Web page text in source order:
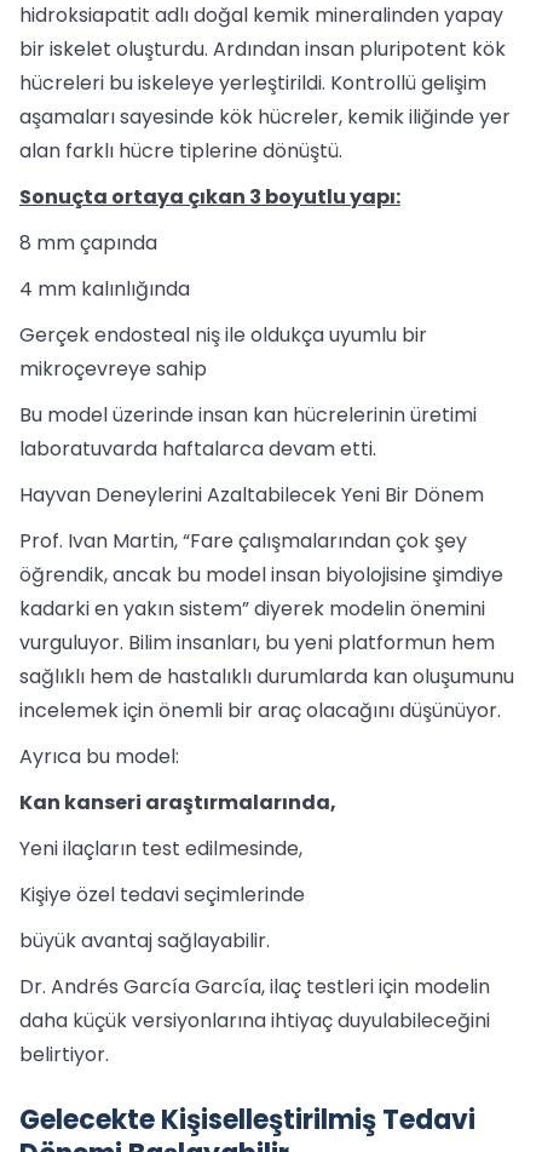
hidroksiapatit adlı doğal kemik mineralinden yapay
bir iskelet oluşturdu. Ardından insan pluripotent kök
hücreleri bu iskeleye yerleştirildi. Kontrollü gelişim
aşamaları sayesinde kök hücreler, kemik iliğinde yer
alan farklı hücre tiplerine dönüştü.
Sonuçta ortaya çıkan 3 boyutlu yapı:
8 mm çapında
4 mm kalınlığında
Gerçek endosteal niş ile oldukça uyumlu bir
mikroçevreye sahip
Bu model üzerinde insan kan hücrelerinin üretimi
laboratuvarda haftalarca devam etti.
Hayvan Deneylerini Azaltabilecek Yeni Bir Dönem
Prof. Ivan Martin, “Fare çalışmalarından çok şey
öğrendik, ancak bu model insan biyolojisine şimdiye
kadarki en yakın sistem” diyerek modelin önemini
vurguluyor. Bilim insanları, bu yeni platformun hem
sağlıklı hem de hastalıklı durumlarda kan oluşumunu
incelemek için önemli bir araç olacağını düşünüyor.
Ayrıca bu model:
Kan kanseri araştırmalarında,
Yeni ilaçların test edilmesinde,
Kişiye özel tedavi seçimlerinde
büyük avantaj sağlayabilir.
Dr. Andrés García García, ilaç testleri için modelin
daha küçük versiyonlarına ihtiyaç duyulabileceğini
belirtiyor.
Gelecekte Kişiselleştirilmiş Tedavi